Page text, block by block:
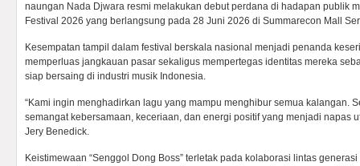
naungan Nada Djwara resmi melakukan debut perdana di hadapan publik
Festival 2026 yang berlangsung pada 28 Juni 2026 di Summarecon Mall
Kesempatan tampil dalam festival berskala nasional menjadi penanda
memperluas jangkauan pasar sekaligus mempertegas identitas mereka
siap bersaing di industri musik Indonesia.
“Kami ingin menghadirkan lagu yang mampu menghibur semua kalangan.
semangat kebersamaan, keceriaan, dan energi positif yang menjadi napas
Jery Benedick.
Keistimewaan “Senggol Dong Boss” terletak pada kolaborasi lintas